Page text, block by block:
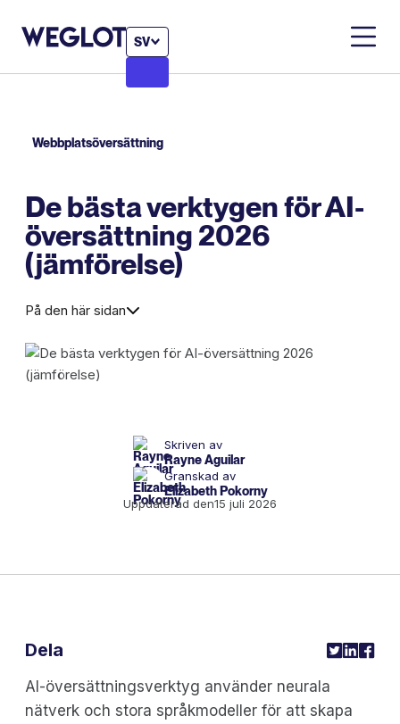
SV
Webbplatsöversättning
De bästa verktygen för AI-
översättning 2026
(jämförelse)
På den här sidan
Skriven av
Rayne Aguilar
Granskad av
Elizabeth Pokorny
Uppdaterad den15 juli 2026
AI-översättningsverktyg använder neurala
nätverk och stora språkmodeller för att skapa
Dela